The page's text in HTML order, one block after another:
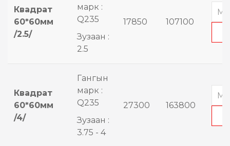
Квадрат
60*60мм
/2.5/
марк :
Q235
Зузаан :
2.5
17850 107100
Квадрат
60*60мм
/4/
Гангын
марк :
Q235
Зузаан :
3.75 - 4
27300 163800